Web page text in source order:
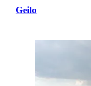
Geilo